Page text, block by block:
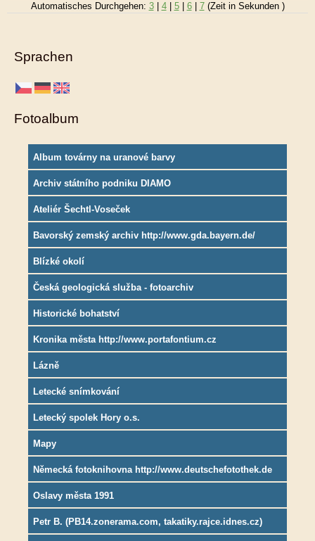
Automatisches Durchgehen: 3| 4| 5| 6| 7(Zeit in Sekunden )
Sprachen
Fotoalbum
Album továrny na uranové barvy
Archiv státního podniku DIAMO
Ateliér Šechtl-Voseček
Bavorský zemský archiv http://www.gda.bayern.de/
Blízké okolí
Česká geologická služba - fotoarchiv
Historické bohatství
Kronika města http://www.portafontium.cz
Lázně
Letecké snímkování
Letecký spolek Hory o.s.
Mapy
Německá fotoknihovna http://www.deutschefotothek.de
Oslavy města 1991
Petr B. (PB14.zonerama.com, takatiky.rajce.idnes.cz)